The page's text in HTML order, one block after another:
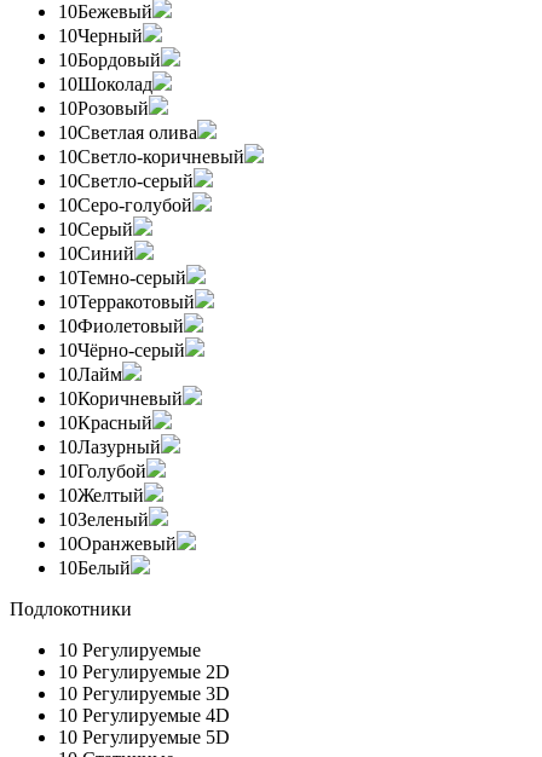
10Бежевый
10Черный
10Бордовый
10Шоколад
10Розовый
10Светлая олива
10Светло-коричневый
10Светло-серый
10Серо-голубой
10Серый
10Синий
10Темно-серый
10Терракотовый
10Фиолетовый
10Чёрно-серый
10Лайм
10Коричневый
10Красный
10Лазурный
10Голубой
10Желтый
10Зеленый
10Оранжевый
10Белый
Подлокотники
10 Регулируемые
10 Регулируемые 2D
10 Регулируемые 3D
10 Регулируемые 4D
10 Регулируемые 5D